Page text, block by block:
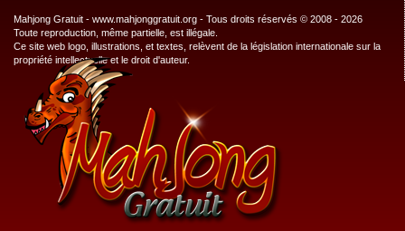
Mahjong Gratuit - www.mahjonggratuit.org - Tous droits réservés © 2008 - 2026
Toute reproduction, même partielle, est illégale.
Ce site web logo, illustrations, et textes, relèvent de la législation internationale sur la
propriété intellectuelle et le droit d'auteur.